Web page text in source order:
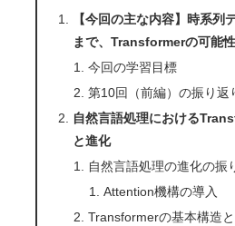
【今回の主な内容】時系列
まで、Transformerの可能
今回の学習目標
第10回（前編）の振り返
自然言語処理における
と進化
自然言語処理の進化の振
Attention機構の導入
Transformerの基本構造